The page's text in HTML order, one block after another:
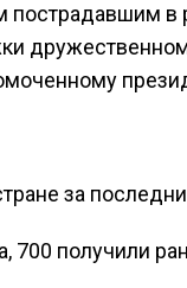
в
за
700 получили